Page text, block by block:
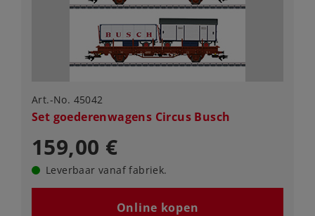
Art.-No. 45042
Set goederenwagens Circus Busch
159,00 €
Leverbaar vanaf fabriek.
Online kopen